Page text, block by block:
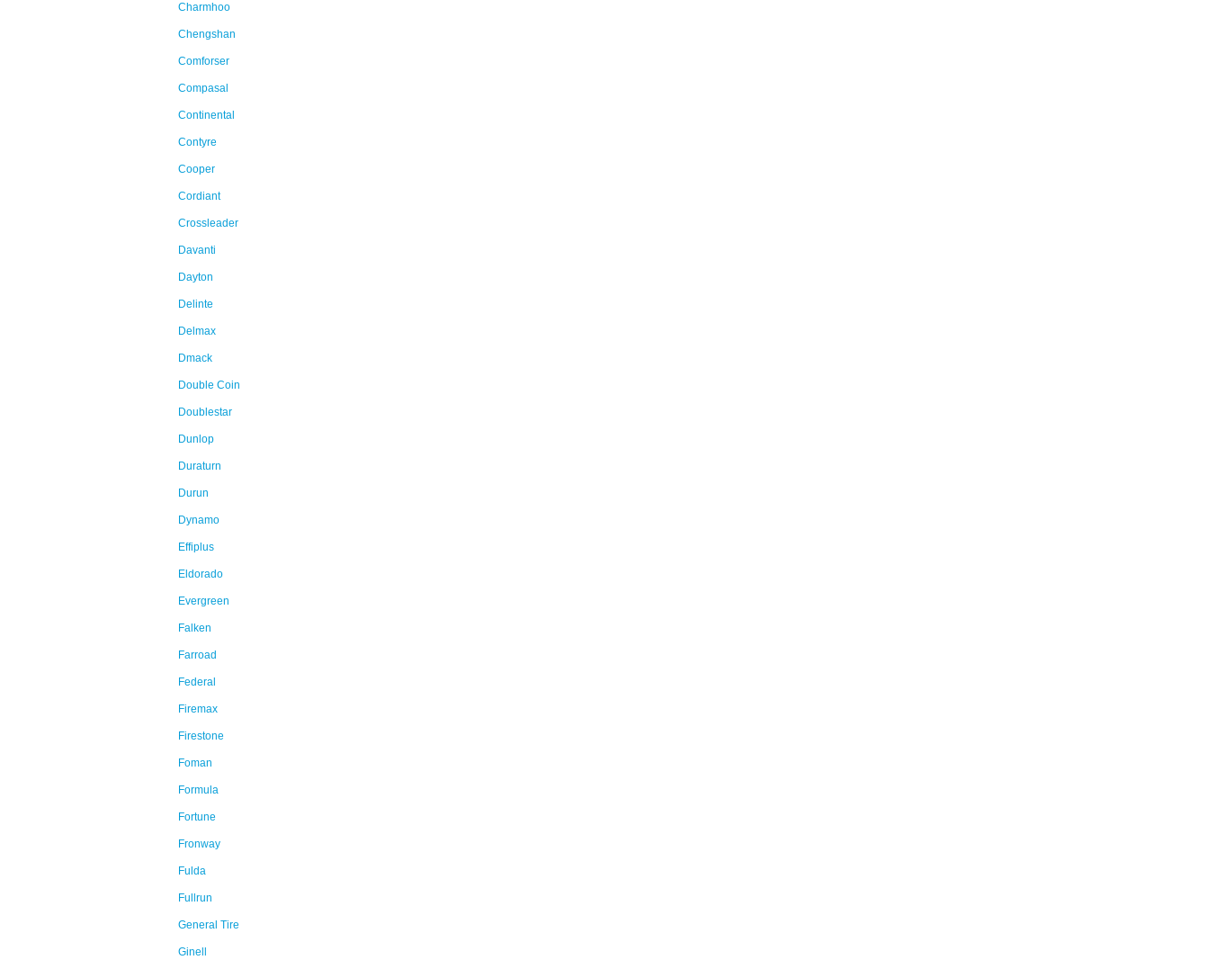
Charmhoo
Chengshan
Comforser
Compasal
Continental
Contyre
Cooper
Cordiant
Crossleader
Davanti
Dayton
Delinte
Delmax
Dmack
Double Coin
Doublestar
Dunlop
Duraturn
Durun
Dynamo
Effiplus
Eldorado
Evergreen
Falken
Farroad
Federal
Firemax
Firestone
Foman
Formula
Fortune
Fronway
Fulda
Fullrun
General Tire
Ginell